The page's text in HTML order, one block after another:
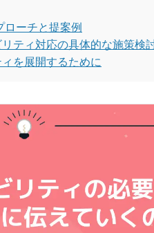
ローチと提案例
ティ対応の具体的な施策検
を展開するために